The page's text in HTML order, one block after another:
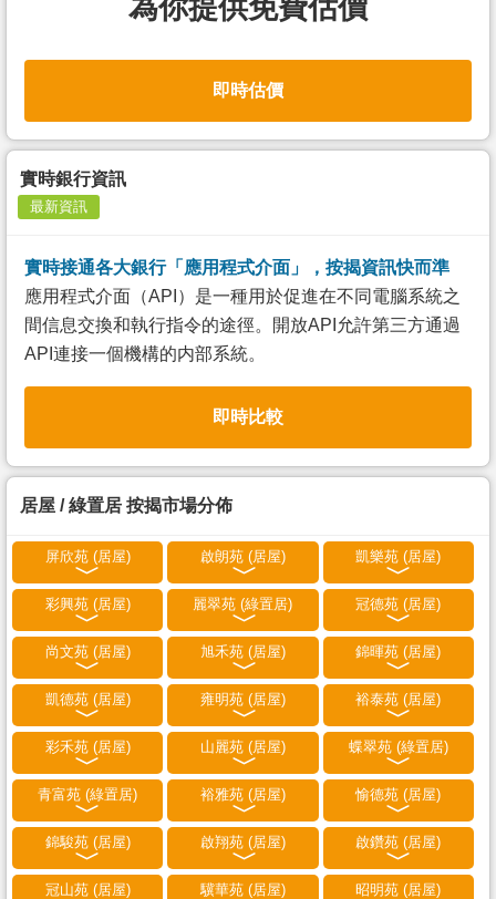
為你提供免費估價
即時估價
實時銀行資訊
最新資訊
實時接通各大銀行「應用程式介面」，按揭資訊快而準
應用程式介面（API）是一種用於促進在不同電腦系統之
間信息交換和執行指令的途徑。開放API允許第三方通過
API連接一個機構的内部系統。
即時比較
居屋 / 綠置居 按揭市場分佈
屏欣苑 (居屋) 啟朗苑 (居屋) 凱樂苑 (居屋)
彩興苑 (居屋) 麗翠苑 (綠置居) 冠德苑 (居屋)
尚文苑 (居屋) 旭禾苑 (居屋) 錦暉苑 (居屋)
凱德苑 (居屋) 雍明苑 (居屋) 裕泰苑 (居屋)
彩禾苑 (居屋) 山麗苑 (居屋) 蝶翠苑 (綠置居)
青富苑 (綠置居) 裕雅苑 (居屋) 愉德苑 (居屋)
錦駿苑 (居屋) 啟翔苑 (居屋) 啟鑽苑 (居屋)
冠山苑 (居屋) 驥華苑 (居屋) 昭明苑 (居屋)